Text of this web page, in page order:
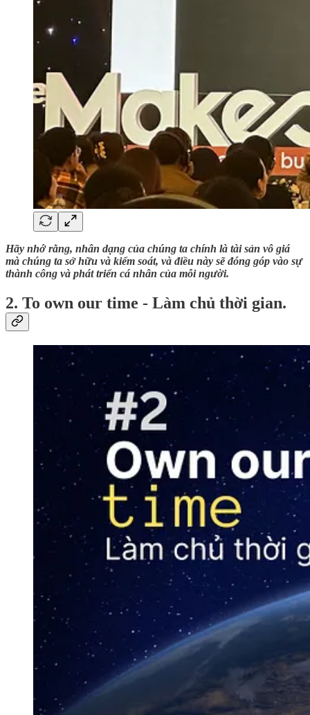
Hãy nhớ rằng, nhân dạng của chúng ta chính là tài sản vô giá
mà chúng ta sở hữu và kiểm soát, và điều này sẽ đóng góp vào sự
thành công và phát triển cá nhân của mỗi người.
2. To own our time - Làm chủ thời gian.